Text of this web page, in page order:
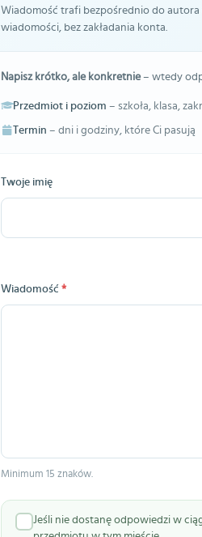
Wiadomość trafi bezpośrednio do autora
wiadomości, bez zakładania konta.
Napisz krótko, ale konkretnie– wtedy
Przedmiot i poziom – szkoła, klasa,
Termin – dni i godziny, które Ci pasują
Twoje imię
Wiadomość *
Minimum 15 znaków.
Jeśli nie dostanę odpowiedzi w